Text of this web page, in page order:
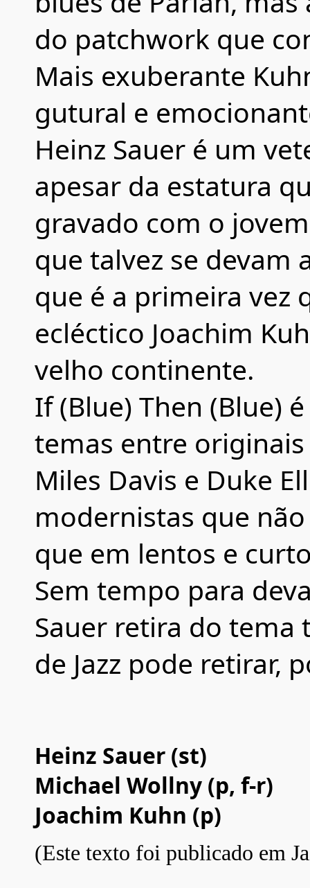
do patchwork que
Mais exuberante
gutural e
Heinz Sauer é um
apesar da estatura
gravado com o
que talvez se devam
que é a primeira vez
ecléctico Joachim
velho continente.
If (Blue) Then (Blue)
temas entre
Miles Davis e Duke
modernistas que
que em lentos e
Sem tempo para
Sauer retira do tema
de Jazz pode retirar,
Heinz Sauer (st)
Michael Wollny (p, f-r)
Joachim Kuhn (p)
(Este texto foi publicado em